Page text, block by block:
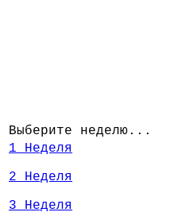
Выберите неделю...
1 Неделя
2 Неделя
3 Неделя